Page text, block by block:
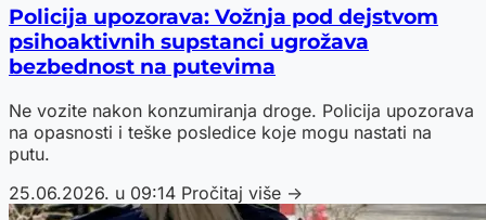
Policija upozorava: Vožnja pod dejstvom
psihoaktivnih supstanci ugrožava
bezbednost na putevima
Ne vozite nakon konzumiranja droge. Policija upozorava
na opasnosti i teške posledice koje mogu nastati na
putu.
25.06.2026. u 09:14 Pročitaj više →